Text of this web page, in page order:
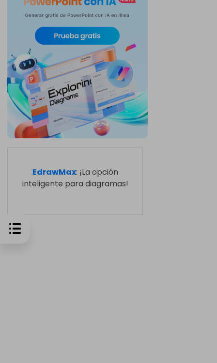
EdrawMax: ¡La opción
inteligente para diagramas!